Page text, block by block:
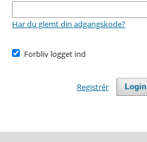
Har du glemt din adgangskode?
Forbliv logget ind
Login
Registrér